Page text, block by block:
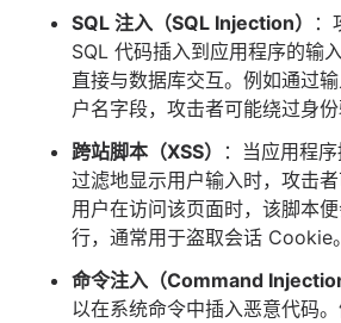
SQL 注入（SQL Injection）
：
SQL 代码插入到应用程序的输
直接与数据库交互。例如通过输
户名字段，攻击者可能绕过身份
跨站脚本（XSS）
：当应用程
过滤地显示用户输入时，攻击者
用户在访问该页面时，该脚本
行，通常用于盗取会话 Cookie。
命令注入（Command Injection
以在系统命令中插入恶意代码